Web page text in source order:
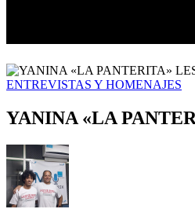
ENTREVISTAS Y HOMENAJES
YANINA «LA